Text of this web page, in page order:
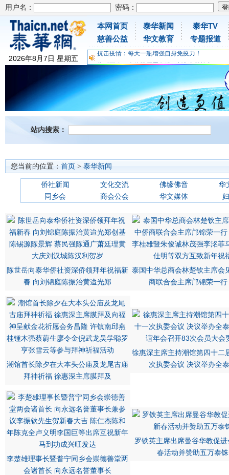
用户名： 密码：
2026年8月7日 星期五
本网首页
慈善公益
泰华新闻
华文教育
泰华TV
专题报道
为时不晚，人体胶原蛋白维C应该这样补充
关爱儿童健康，免费领取日本原装尤妮佳超立体
抗击疫情：每天一瓶增强自身免疫力！
为时不晚，人体胶原蛋白维C应该这样补充
关爱儿童健康，免费领取日本原装尤妮佳超立体
抗击疫情：每天一瓶增强自身免疫力！
站内搜索：
您当前的位置： 首页 > 泰华新闻
侨社新闻 文化交流 佛缘佛音
华
同乡会
商会公会 华文媒体
陈世岳向泰华侨社资深侨领拜年祝福新
春 向刘锦庭陈振治黄迨光郑
泰国中华总商会林楚钦主席会
商联合会主席邝锦荣一
潮馆首长除夕在大本头公庙及龙尾古庙
拜神祈福 徐惠深主席膜拜及
徐惠深主席主持潮馆第四十二
次执委会议 决议举办全
李楚雄理事长暨普宁同乡会崇德善堂两
会诸首长 向永远名誉董事长
罗铁英主席出席曼谷华教促
春活动并赞助五万泰铢